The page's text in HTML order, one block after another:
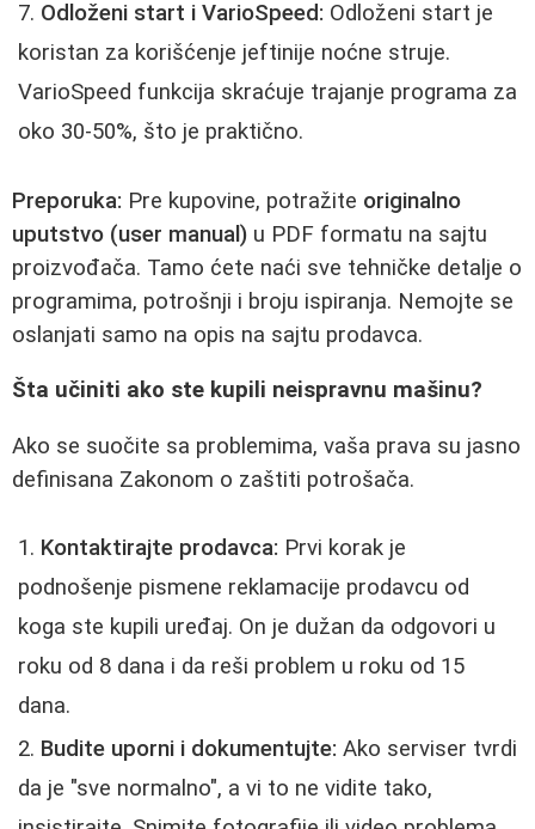
Odloženi start i VarioSpeed: Odloženi start je
koristan za korišćenje jeftinije noćne struje.
VarioSpeed funkcija skraćuje trajanje programa za
oko 30-50%, što je praktično.
Preporuka: Pre kupovine, potražite originalno
uputstvo (user manual) u PDF formatu na sajtu
proizvođača. Tamo ćete naći sve tehničke detalje o
programima, potrošnji i broju ispiranja. Nemojte se
oslanjati samo na opis na sajtu prodavca.
Šta učiniti ako ste kupili neispravnu mašinu?
Ako se suočite sa problemima, vaša prava su jasno
definisana Zakonom o zaštiti potrošača.
Kontaktirajte prodavca: Prvi korak je
podnošenje pismene reklamacije prodavcu od
koga ste kupili uređaj. On je dužan da odgovori u
roku od 8 dana i da reši problem u roku od 15
dana.
Budite uporni i dokumentujte: Ako serviser tvrdi
da je "sve normalno", a vi to ne vidite tako,